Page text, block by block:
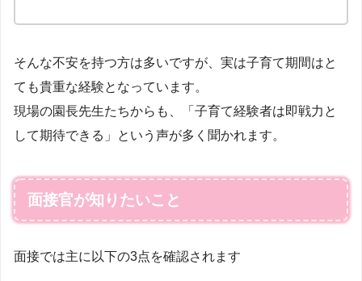
そんな不安を持つ方は多いですが、実は子育て期間はと
ても貴重な経験となっています。
現場の園長先生たちからも、「子育て経験者は即戦力と
して期待できる」という声が多く聞かれます。
面接官が知りたいこと
面接では主に以下の3点を確認されます